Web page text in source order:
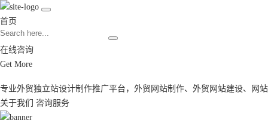
首页
在线咨询
Get More
专业外贸独立站设计制作推广平台， 外贸网站制作、 外贸网站建设、 网
关于我们
咨询服务